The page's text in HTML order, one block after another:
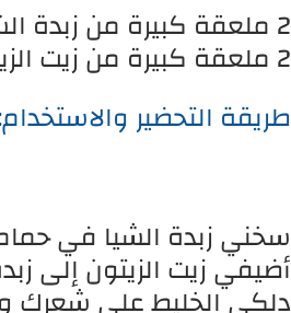
2 ملعقة كبيرة من زبدة الشيا
2 ملعقة كبيرة من زيت الزيتون
طريقة التحضير
سخني زبدة الشيا في
أضيفي زيت الزيتون إلى